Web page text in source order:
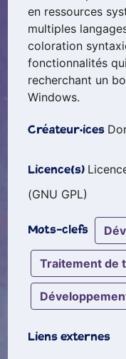
en ressources
multiples
coloration
fonctionnalités
recherchant un
Windows.
Créateur·ices
Licence(s)
(GNU GPL)
Mots-clefs
traitement de
Liens externes